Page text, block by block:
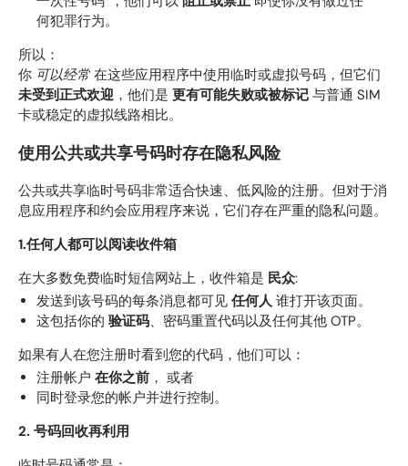
何犯罪行为。
所以：
你 可以经常在这些应用程序中使用临时或虚拟号码，但它们
未受到正式欢迎 ，他们是 更有可能失败或被标记 与普通 SIM
卡或稳定的虚拟线路相比。
使用公共或共享号码时存在隐私风险
公共或共享临时号码非常适合快速、低风险的注册。但对于消
息应用程序和约会应用程序来说，它们存在严重的隐私问题。
1.任何人都可以阅读收件箱
在大多数免费临时短信网站上，收件箱是 民众:
发送到该号码的每条消息都可见 任何人谁打开该页面。
这包括你的 验证码、密码重置代码以及任何其他 OTP。
如果有人在您注册时看到您的代码，他们可以：
注册帐户 在你之前 ， 或者
同时登录您的帐户并进行控制。
2. 号码回收再利用